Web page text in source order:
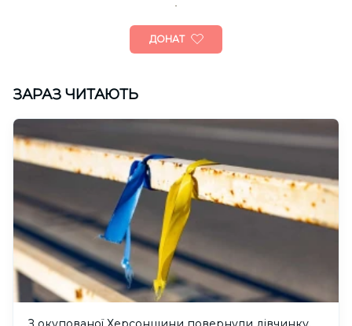
ДОНАТ
ЗАРАЗ ЧИТАЮТЬ